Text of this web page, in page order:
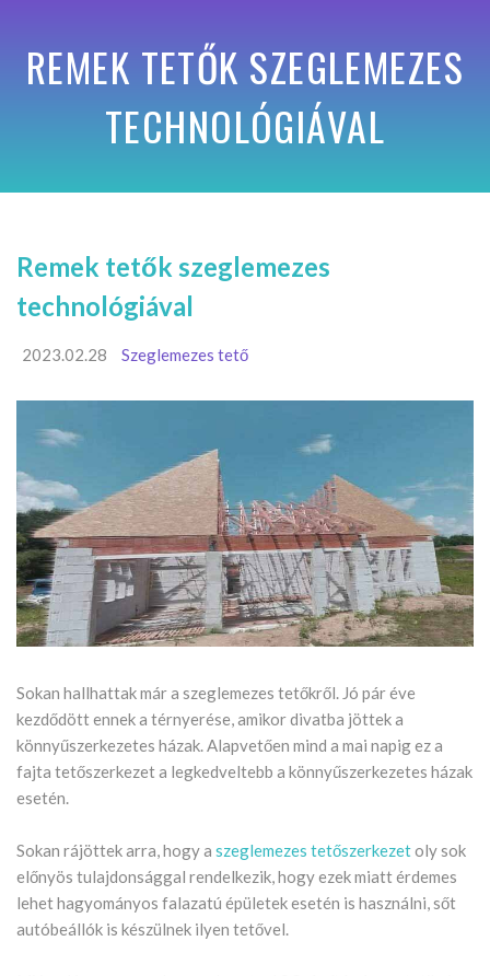
REMEK TETŐK SZEGLEMEZES
TECHNOLÓGIÁVAL
Remek tetők szeglemezes
technológiával
2023.02.28 Szeglemezes tető
Sokan hallhattak már a szeglemezes tetőkről. Jó pár éve
kezdődött ennek a térnyerése, amikor divatba jöttek a
könnyűszerkezetes házak. Alapvetően mind a mai napig ez a
fajta tetőszerkezet a legkedveltebb a könnyűszerkezetes házak
esetén.
Sokan rájöttek arra, hogy a szeglemezes tetőszerkezetoly sok
előnyös tulajdonsággal rendelkezik, hogy ezek miatt érdemes
lehet hagyományos falazatú épületek esetén is használni, sőt
autóbeállók is készülnek ilyen tetővel.